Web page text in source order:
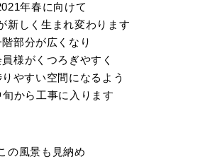
年春に向けて
新しく生まれ変わります
階部分が広くなり
様がくつろぎやすく
やすい空間になるよう
旬から工事に入ります
の風景も見納め